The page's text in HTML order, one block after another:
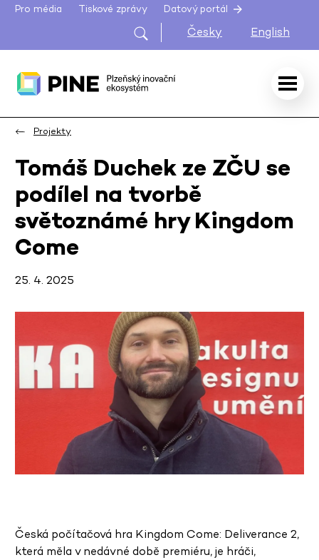
Pro média Tiskové zprávy Datový portál
Česky English
Projekty
Tomáš Duchek ze ZČU se
podílel na tvorbě
světoznámé hry Kingdom
Come
25. 4. 2025
Česká počítačová hra Kingdom Come: Deliverance 2,
která měla v nedávné době premiéru, je hráči,